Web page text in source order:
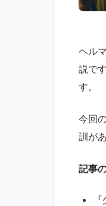
ヘル
説で
す。
今回
訓が
記事